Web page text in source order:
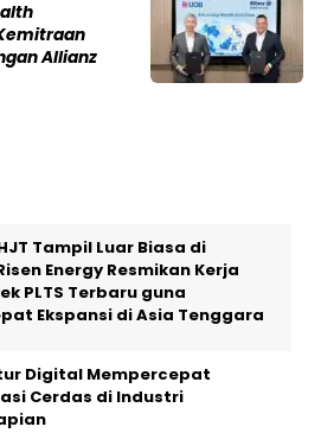
Allianz
Tampil Luar Biasa di
Energy Resmikan Kerja
PLTS Terbaru guna
Ekspansi di Asia Tenggara
Digital Mempercepat
Cerdas di Industri